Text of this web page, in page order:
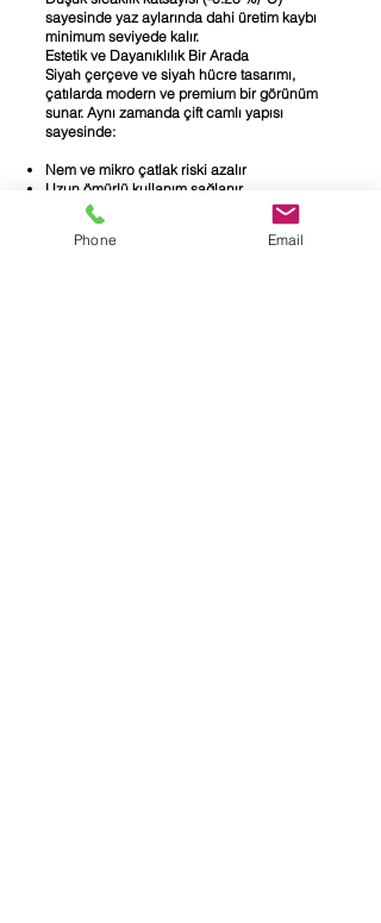
sayesinde yaz aylarında dahi üretim kaybı
minimum seviyede kalır.
Estetik ve Dayanıklılık Bir Arada
Siyah çerçeve ve siyah hücre tasarımı,
çatılarda modern ve premium bir görünüm
sunar. Aynı zamanda çift camlı yapısı
sayesinde:
Nem ve mikro çatlak riski azalır
Uzun ömürlü kullanım sağlanır
Zorlu hava koşullarına karşı ekstra
dayanıklılık sunar
Phone Email